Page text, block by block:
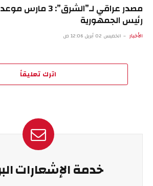
مصدر عراقي
رئيس الجمهورية
الأخبار الخميس 02 أبريل 12:06 ص
اترك تعليقاً
خدمة الإشعارات